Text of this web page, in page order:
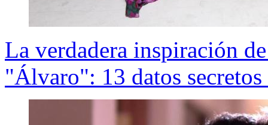
La verdadera inspiración
"Álvaro": 13 datos